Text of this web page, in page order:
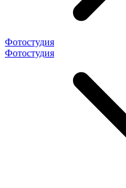
Фотостудия
Фотостудия